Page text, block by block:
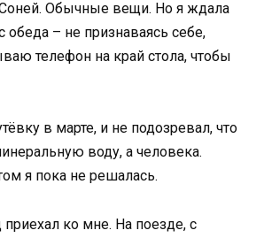
Обычные вещи. Но я ждала
обеда – не признаваясь себе,
телефон на край стола, чтобы
в марте, и не подозревал, что
воду, а человека.
я пока не решалась.
приехал ко мне. На поезде, с